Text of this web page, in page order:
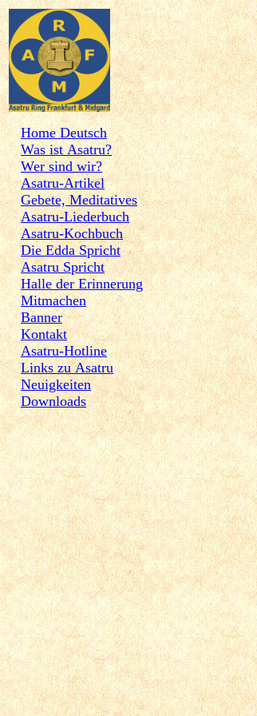
Home Deutsch
Was ist Asatru?
Wer sind wir?
Asatru-Artikel
Gebete, Meditatives
Asatru-Liederbuch
Asatru-Kochbuch
Die Edda Spricht
Asatru Spricht
Halle der Erinnerung
Mitmachen
Banner
Kontakt
Asatru-Hotline
Links zu Asatru
Neuigkeiten
Downloads